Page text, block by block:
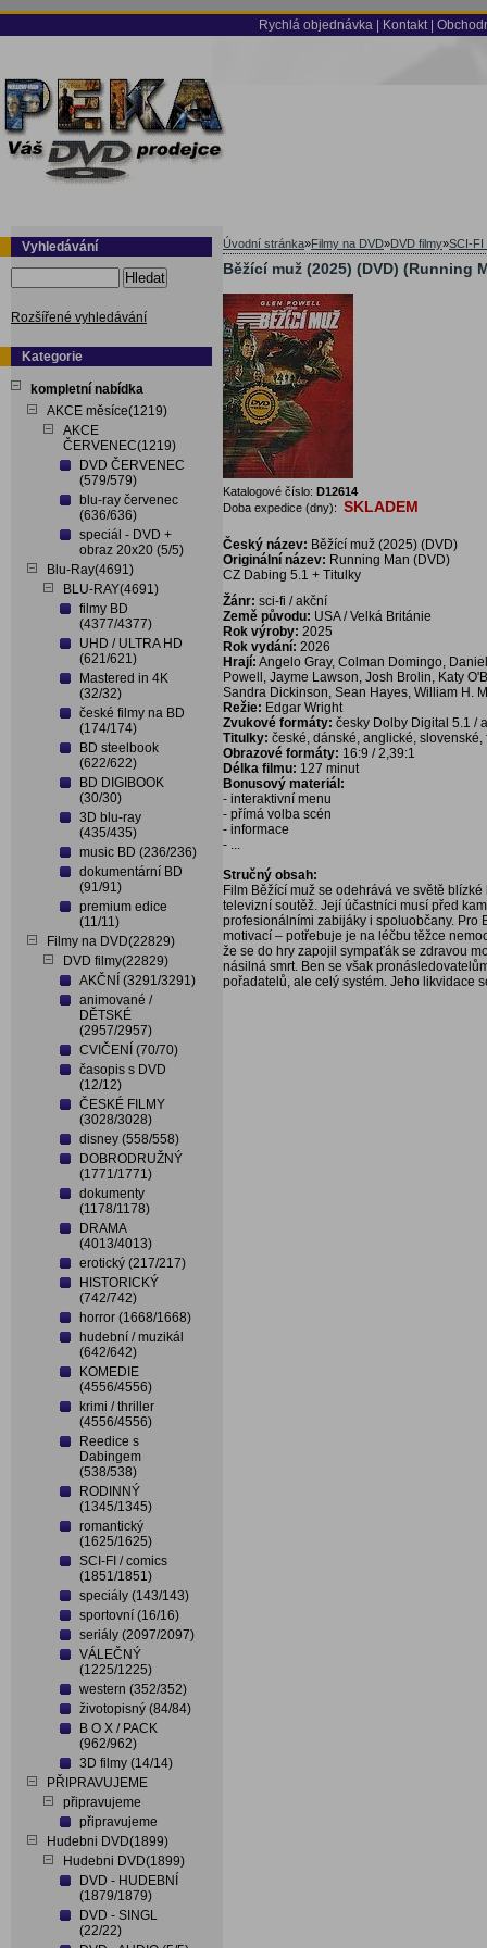
Rychlá objednávka Kontakt
Vyhledávání
Hledat
Rozšířené vyhledávání
Kategorie
kompletní nabídka
AKCE měsíce(1219)
AKCE
ČERVENEC(1219)
DVD ČERVENEC
(579/579)
blu-ray červenec
(636/636)
speciál - DVD +
obraz 20x20 (5/5)
Blu-Ray(4691)
BLU-RAY(4691)
filmy BD
(4377/4377)
UHD / ULTRA HD
(621/621)
Mastered in 4K
(32/32)
české filmy na BD
(174/174)
BD steelbook
(622/622)
BD DIGIBOOK
(30/30)
3D blu-ray
(435/435)
music BD (236/236)
dokumentární BD
(91/91)
premium edice
(11/11)
Filmy na DVD(22829)
DVD filmy(22829)
AKČNÍ (3291/3291)
animované /
DĚTSKÉ
(2957/2957)
CVIČENÍ (70/70)
časopis s DVD
(12/12)
ČESKÉ FILMY
(3028/3028)
disney (558/558)
DOBRODRUŽNÝ
(1771/1771)
dokumenty
(1178/1178)
DRAMA
(4013/4013)
erotický (217/217)
HISTORICKÝ
(742/742)
horror (1668/1668)
hudební / muzikál
(642/642)
KOMEDIE
(4556/4556)
krimi / thriller
(4556/4556)
Reedice s
Dabingem
(538/538)
RODINNÝ
(1345/1345)
romantický
(1625/1625)
SCI-FI / comics
(1851/1851)
speciály (143/143)
sportovní (16/16)
seriály (2097/2097)
VÁLEČNÝ
(1225/1225)
western (352/352)
životopisný (84/84)
B O X / PACK
(962/962)
3D filmy (14/14)
PŘIPRAVUJEME
připravujeme
připravujeme
Hudebni DVD(1899)
Hudebni DVD(1899)
DVD - HUDEBNÍ
(1879/1879)
DVD - SINGL
(22/22)
Úvodní stránka»Filmy na DVD»DVD filmy»SCI-FI
Běžící muž (2025) (DVD) (Running
Katalogové číslo: D12614
Doba expedice (dny): SKLADEM
Český název: Běžící muž (2025) (DVD)
Originální název: Running Man (DVD)
CZ Dabing 5.1 + Titulky
Žánr: sci-fi / akční
Země původu: USA / Velká Británie
Rok výroby: 2025
Rok vydání: 2026
Hrají: Angelo Gray, Colman Domingo,
Powell, Jayme Lawson, Josh Brolin, Katy
Sandra Dickinson, Sean Hayes, William H.
Režie: Edgar Wright
Zvukové formáty: česky Dolby Digital 5.1 /
Titulky: české, dánské, anglické, slovenské,
Obrazové formáty: 16:9 / 2,39:1
Délka filmu: 127 minut
Bonusový materiál:
- interaktivní menu
- přímá volba scén
- informace
- ...
Stručný obsah:
Film Běžící muž se odehrává ve světě
televizní soutěž. Její účastníci musí před
profesionálními zabijáky i spoluobčany. Pro
motivací – potřebuje je na léčbu těžce
že se do hry zapojil sympaťák se zdravou
násilná smrt. Ben se však
pořadatelů, ale celý systém. Jeho likvidace